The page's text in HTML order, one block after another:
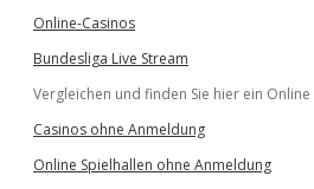
Online-Casinos
Bundesliga Live Stream
Vergleichen und finden Sie hier ein Online
Casinos ohne Anmeldung
Online Spielhallen ohne Anmeldung